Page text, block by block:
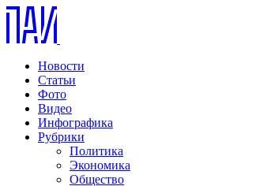
Новости
Статьи
Фото
Видео
Инфографика
Рубрики
Политика
Экономика
Общество